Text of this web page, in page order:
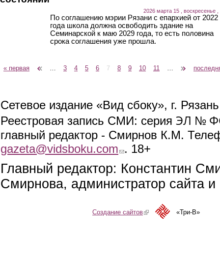
2026 марта 15 , воскресенье ,
По соглашению мэрии Рязани с епархией от 2022
года школа должна освободить здание на
Семинарской к маю 2029 года, то есть половина
срока соглашения уже прошла.
Страницы
« первая 3 4 5 6 7 8 9 10 11
Сетевое издание «Вид сбоку», г.
Реестровая запись СМИ: серия ЭЛ №
главный редактор - Смирнов К.М.
gazeta@vidsboku.com (link sends e-mail)
. 18+
Главный редактор: Константин
Смирнова, администратор сайта
Создание сайтов(link is external)«Три-В»